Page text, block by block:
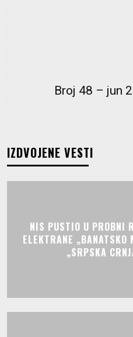
Broj 48 – jun
IZDVOJENE VESTI
NIS PUSTIO U PROBNI
ELEKTRANE „BANATSKO
„SRPSKA